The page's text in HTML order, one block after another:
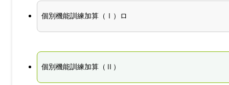
個別機能訓練加算（Ⅰ）ロ
個別機能訓練加算（Ⅱ）